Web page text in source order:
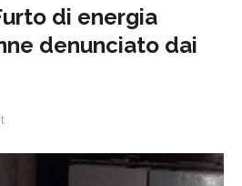
di energia
denunciato dai